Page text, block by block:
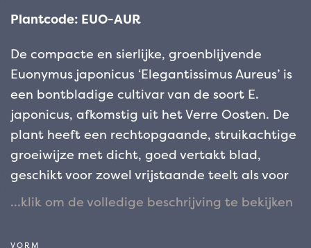
Plantcode: EUO-AUR
De compacte en sierlijke, groenblijvende
Euonymus japonicus ‘Elegantissimus Aureus’ is
een bontbladige cultivar van de soort E.
japonicus, afkomstig uit het Verre Oosten. De
plant heeft een rechtopgaande, struikachtige
groeiwijze met dicht, goed vertakt blad,
geschikt voor zowel vrijstaande teelt als voor
het aanleggen van geometrische hagen of
regelmatige borders. De plant is vooral
VORM